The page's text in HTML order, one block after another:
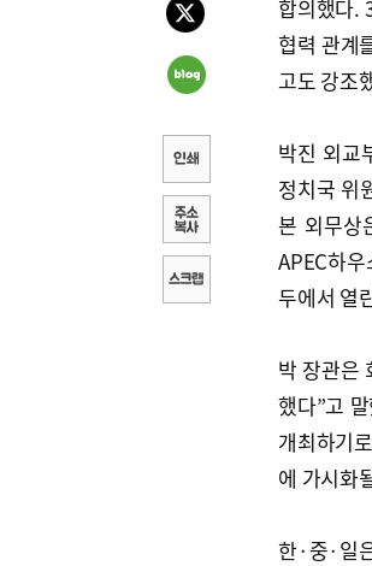
합의했다.
협력 관계
고도 강조
박진 외교
정치국 위
본 외무상
APEC하
두에서 열
박 장관은
했다”고
개최하기
에 가시화
한·중·일